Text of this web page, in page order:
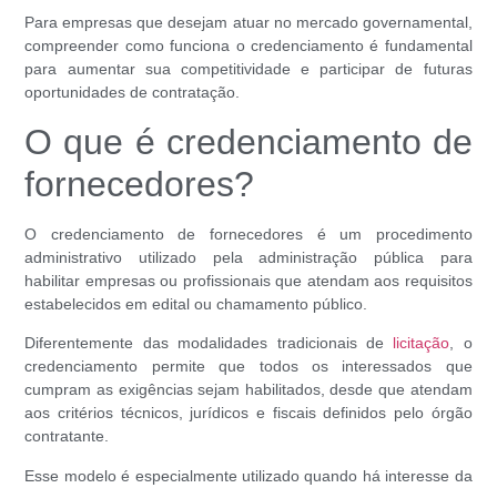
Para empresas que desejam atuar no mercado governamental,
compreender como funciona o credenciamento é fundamental
para aumentar sua competitividade e participar de futuras
oportunidades de contratação.
O que é credenciamento de
fornecedores?
O credenciamento de fornecedores é um procedimento
administrativo utilizado pela administração pública para
habilitar empresas ou profissionais que atendam aos requisitos
estabelecidos em edital ou chamamento público.
Diferentemente das modalidades tradicionais de licitação , o
credenciamento permite que todos os interessados que
cumpram as exigências sejam habilitados, desde que atendam
aos critérios técnicos, jurídicos e fiscais definidos pelo órgão
contratante.
Esse modelo é especialmente utilizado quando há interesse da